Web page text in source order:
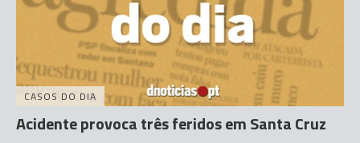
CASOS DO DIA
Acidente provoca três feridos em Santa Cruz